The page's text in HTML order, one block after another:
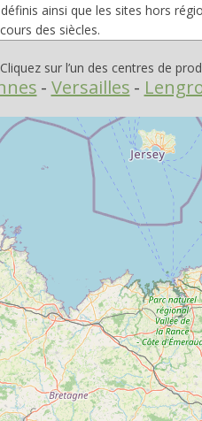
ainsi que les sites hors
des siècles.
Cliquez sur l’un des centres de
Versailles